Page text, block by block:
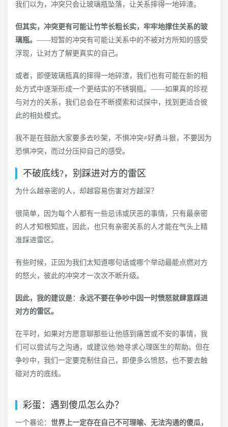
我们以为，冲突只会让玻璃瓶坠落，让关系摔得一地碎渣。
但其实，冲突更有可能让竹竿长粗长实，牢牢地撑住关系的玻
璃瓶。 ——短暂的冲突有可能让关系中的不被对方所知的感受
浮现，让对方了解更真实的自己。
或者，即便玻璃瓶真的摔得一地碎渣，我们也有可能在新的相
处方式中逐渐形成一个更结实的不锈钢瓶。——如果真的珍视
与对方的关系，我们总会在不断摸索和试探中，找到更适合彼
此的相处模式。
我不是在鼓励大家要多去吵架，不惧冲突≠好勇斗狠，不要因为
恐惧冲突，而过分压抑自己的感受。
不破底线?，别踩进对方的雷区
为什么越亲密的人，却越容易伤害对方越深？
很简单，因为每个人都有一些忌讳或厌恶的事情，只有最亲密
的人才知根知底，因此，也只有亲密关系的人才能在气头上精
准踩进雷区。
有些时候，正因为我们太知道哪句话或哪个举动最能点燃对方
的怒火，彼此的冲突才一次次不断升级。
因此，我的建议是：永远不要在争吵中因一时愤怒就肆意踩进
对方的雷区。
在平时，如果对方愿意聊那些让他感到痛苦或不安的事情，我
们可以尝试与之沟通，或建议他/她寻求心理医生的帮助。但在
争吵中，我们一定要克制住自己，即便多么愤怒，也不要去触
碰对方的底线。
彩蛋：遇到傻瓜怎么办？
一个暴论： 世界上一定存在自己不可理喻、无法沟通的傻瓜，